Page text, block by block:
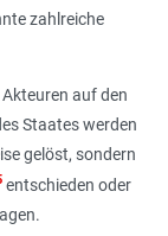
zahlreiche
auf den
Staates werden
gelöst, sondern
entschieden oder